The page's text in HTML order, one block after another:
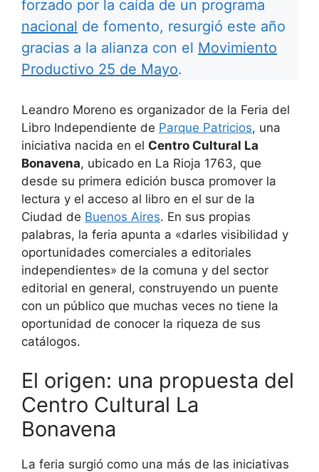
forzado por la caída de un programa
nacional de fomento, resurgió este año
gracias a la alianza con el Movimiento
Productivo 25 de Mayo.
Leandro Moreno es organizador de la Feria del
Libro Independiente de Parque Patricios, una
iniciativa nacida en el Centro Cultural La
Bonavena, ubicado en La Rioja 1763, que
desde su primera edición busca promover la
lectura y el acceso al libro en el sur de la
Ciudad de Buenos Aires. En sus propias
palabras, la feria apunta a «darles visibilidad y
oportunidades comerciales a editoriales
independientes» de la comuna y del sector
editorial en general, construyendo un puente
con un público que muchas veces no tiene la
oportunidad de conocer la riqueza de sus
catálogos.
El origen: una propuesta del
Centro Cultural La
Bonavena
La feria surgió como una más de las iniciativas